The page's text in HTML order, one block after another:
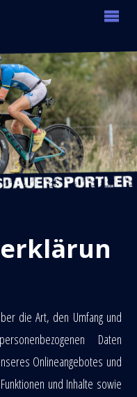
die Art, den Umfang und
Daten
Onlineangebotes und
und Inhalte sowie